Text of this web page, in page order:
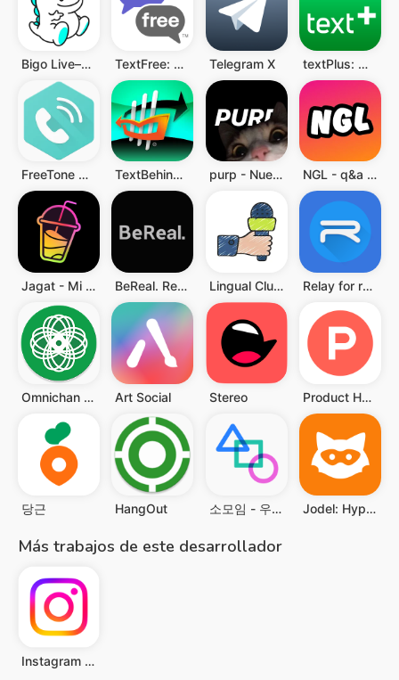
Bigo Live–Transmisión en vivo TextFree: SMS y llamadas a USA Telegram X textPlus: Mensajes y Llamadas
FreeTone Calls & Texting TextBehind Inmate Texting App purp - Nuevos amigos NGL - q&a anónimas
Jagat - Mi Mapa de Amistad BeReal. Real como tus amigos. Lingual Club: Language club Relay for reddit
Omnichan Pro: 4chan and 8chan Art Social Stereo Product Hunt
당근 HangOut 소모임 - 우리 동네 취미 모임 Jodel: Hyperlocal Community
Más trabajos de este desarrollador
Instagram Lite